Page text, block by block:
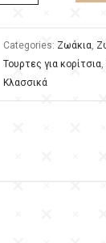
Categories: Ζωάκια,
Τουρτες για κορίτσια,
Κλασσικά